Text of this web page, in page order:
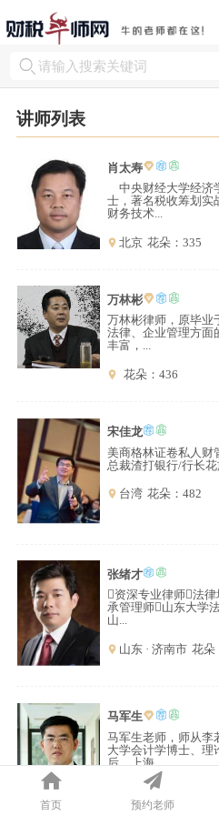
首页 预约老师
讲师列表
肖太寿
中央财经大学经济
士，著名税收筹划实
财务技术...
北京 花朵：335
万林彬
万林彬律师，原毕业
法律、企业管理方面
丰富，...
花朵：436
宋佳龙
美商格林证卷私人财
总裁渣打银行/行长花
台湾 花朵：482
张绪才
资深专业律师法
承管理师山东大学
山...
山东 · 济南市 花朵
马军生
马军生老师，师从李
大学会计学博士、理
后、上海...
花朵：445